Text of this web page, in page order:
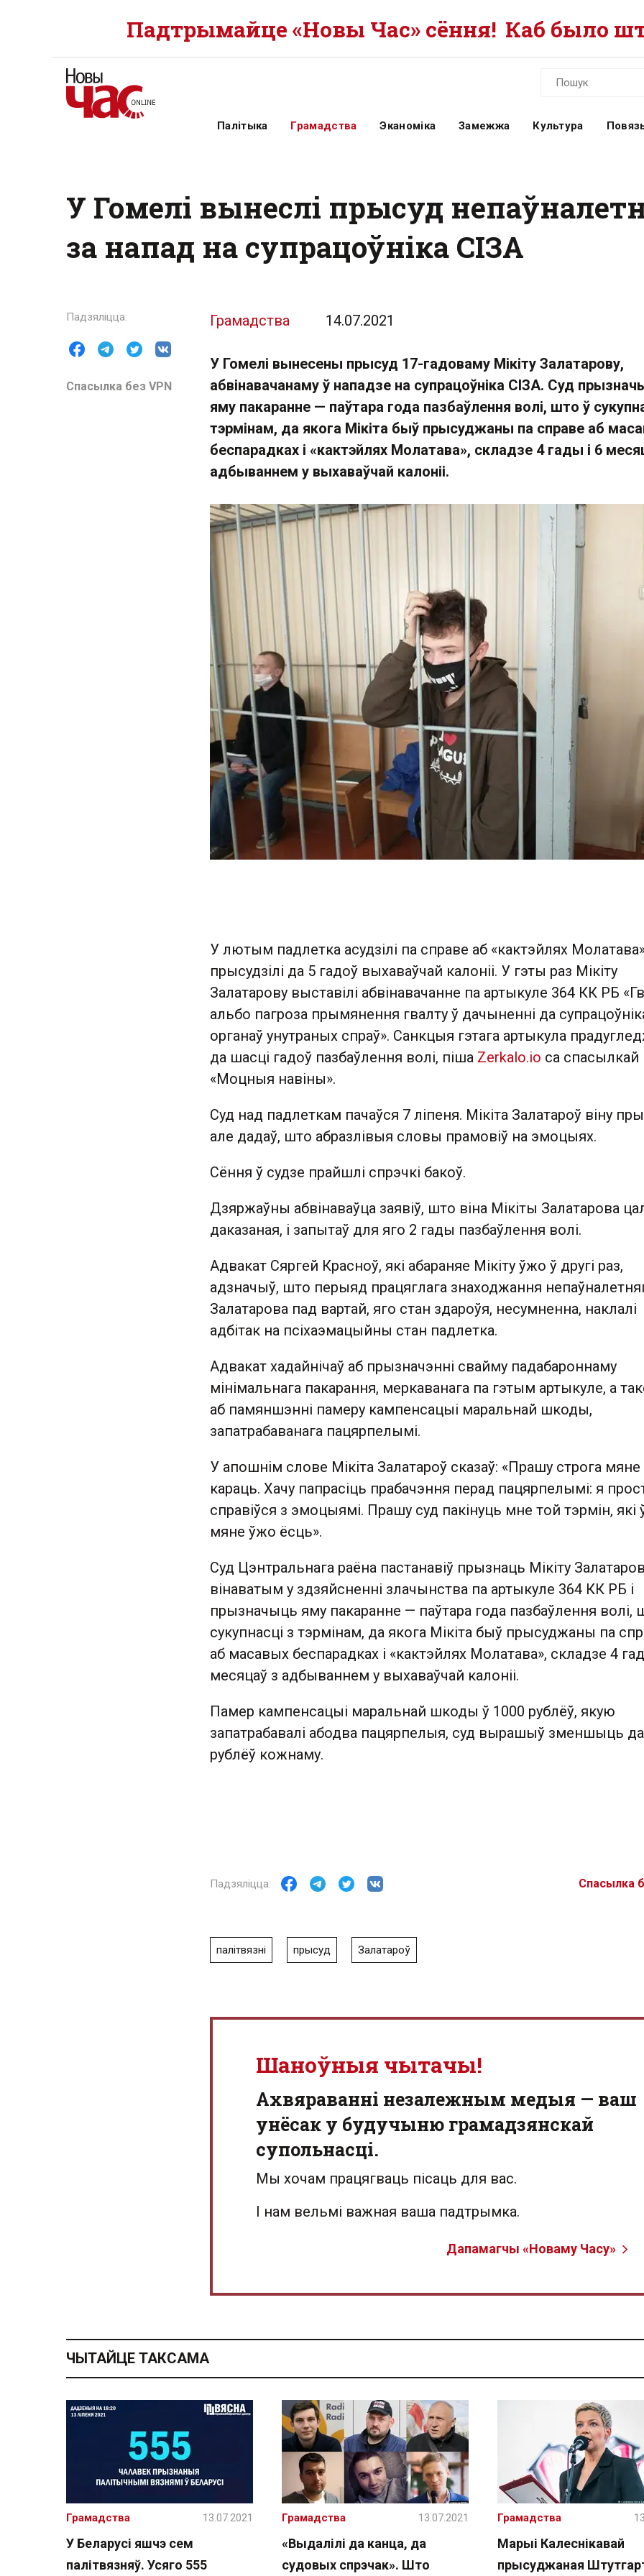
Падтрымайце «Новы Час» сёння! Каб было
Палітыка Грамадства Эканоміка Замежжа Культура
У Гомелі вынеслі прысуд
за напад на супрацоўніка СІЗА
Спасылка без VPN
Грамадства 14.07.2021
У Гомелі вынесены прысуд 17-гадоваму Мікіту Залатарову,
абвінавачанаму ў нападзе на супрацоўніка СІЗА. Суд
яму пакаранне — паўтара года пазбаўлення волі, што ў
тэрмінам, да якога Мікіта быў прысуджаны па справе аб
беспарадках і «кактэйлях Молатава», складзе 4 гады і 6
адбываннем у выхаваўчай калоніі.
У лютым падлетка асудзілі па справе аб «кактэйлях Молатава»
прысудзілі да 5 гадоў выхаваўчай калоніі. У гэты раз Мікіту
Залатарову выставілі абвінавачанне па артыкуле 364 КК РБ
альбо пагроза прымянення гвалту ў дачыненні да
органаў унутраных спраў». Санкцыя гэтага артыкула
да шасці гадоў пазбаўлення волі, піша Zerkalo.io са спасылкай
«Моцныя навіны».
Суд над падлеткам пачаўся 7 ліпеня. Мікіта Залатароў віну
але дадаў, што абразлівыя словы прамовіў на эмоцыях.
Сёння ў судзе прайшлі спрэчкі бакоў.
Дзяржаўны абвінаваўца заявіў, што віна Мікіты Залатарова
даказаная, і запытаў для яго 2 гады пазбаўлення волі.
Адвакат Сяргей Красноў, які абараняе Мікіту ўжо ў другі раз,
адзначыў, што перыяд працяглага знаходжання
Залатарова пад вартай, яго стан здароўя, несумненна, наклалі
адбітак на псіхаэмацыйны стан падлетка.
Адвакат хадайнічаў аб прызначэнні свайму падабароннаму
мінімальнага пакарання, меркаванага па гэтым артыкуле, а
аб памяншэнні памеру кампенсацыі маральнай шкоды,
запатрабаванага пацярпелымі.
У апошнім слове Мікіта Залатароў сказаў: «Прашу строга мяне
караць. Хачу папрасіць прабачэння перад пацярпелымі: я
справіўся з эмоцыямі. Прашу суд пакінуць мне той тэрмін, які
мяне ўжо ёсць».
Суд Цэнтральнага раёна пастанавіў прызнаць Мікіту
вінаватым у здзяйсненні злачынства па артыкуле 364 КК РБ і
прызначыць яму пакаранне — паўтара года пазбаўлення волі,
сукупнасці з тэрмінам, да якога Мікіта быў прысуджаны па
аб масавых беспарадках і «кактэйлях Молатава», складзе 4
месяцаў з адбываннем у выхаваўчай калоніі.
Памер кампенсацыі маральнай шкоды ў 1000 рублёў, якую
запатрабавалі абодва пацярпелыя, суд вырашыў зменшыць
рублёў кожнаму.
Спасылка
палітвязні прысуд Залатароў
Шаноўныя чытачы!
Aхвяраванні незалежным медыя — ваш
унёсак у будучыню грамадзянскай
супольнасці.
Мы хочам працягваць пісаць для вас.
І нам вельмі важная ваша падтрымка.
Дапамагчы «Новаму Часу»
ЧЫТАЙЦЕ ТАКСАМА
У Беларусі яшчэ сем
палітвязняў. Усяго 555
Грамадства 13.07.2021
«Выдалілі да канца, да
судовых спрэчак». Што
Грамадства 13.07.2021
Марыі Калеснікавай
прысуджаная
Грамадства